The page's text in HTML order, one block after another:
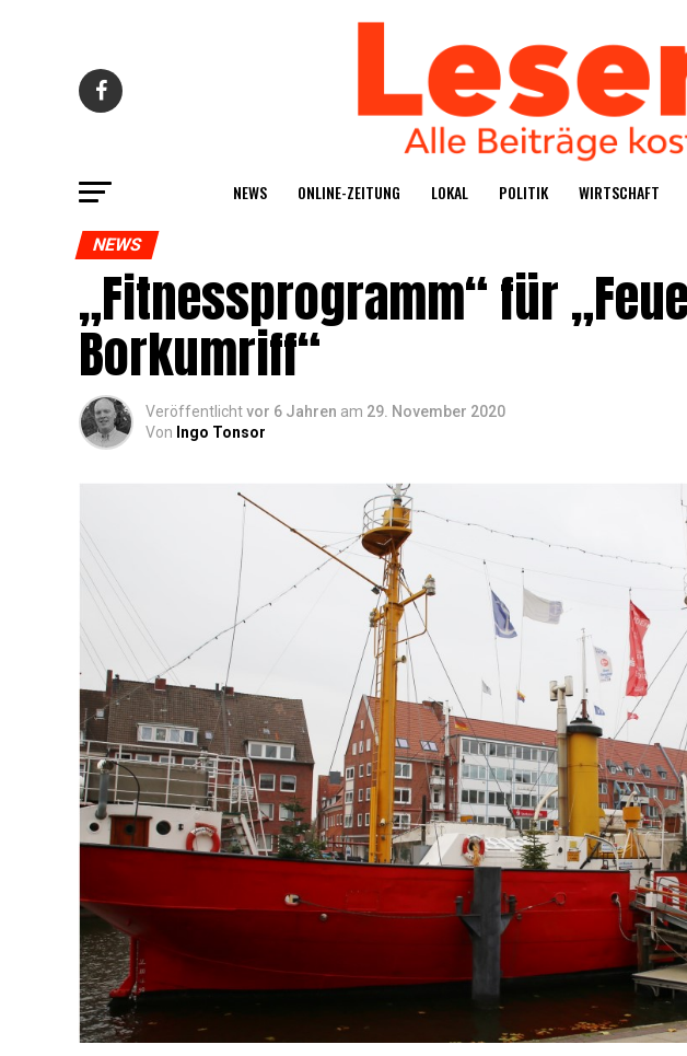
NEWS ONLINE-ZEI­TUNG LOKAL POLI­TIK WIRT­SCHAFT
NEWS
„Fit­ness­pro­gramm“ für
Borkumriff“
Veröffentlichtvor 6 Jahren am 29. November 2020
Von Ingo Tonsor